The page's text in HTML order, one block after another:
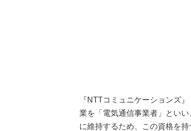
『NTTコミュニケーションズ
業を「電気通信事業者」とい
に維持するため、この資格を